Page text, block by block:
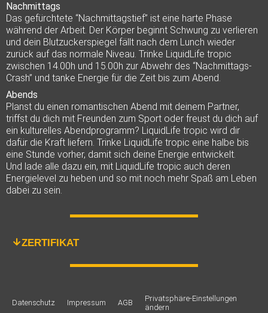
Nachmittags
Das gefürchtete “Nachmittagstief” ist eine harte Phase
während der Arbeit. Der Körper beginnt Schwung zu verlieren
und dein Blutzuckerspiegel fällt nach dem Lunch wieder
zurück auf das normale Niveau. Trinke LiquidLife tropic
zwischen 14.00h und 15.00h zur Abwehr des “Nachmittags-
Crash” und tanke Energie für die Zeit bis zum Abend.
Abends
Planst du einen romantischen Abend mit deinem Partner,
triffst du dich mit Freunden zum Sport oder freust du dich auf
ein kulturelles Abendprogramm? LiquidLife tropic wird dir
dafür die Kraft liefern. Trinke LiquidLife tropic eine halbe bis
eine Stunde vorher, damit sich deine Energie entwickelt.
Und lade alle dazu ein, mit LiquidLife tropic auch deren
Energielevel zu heben und so mit noch mehr Spaß am Leben
dabei zu sein.
ZERTIFIKAT
Datenschutz Impressum AGB
Privatsphäre-Einstellungen
ändern